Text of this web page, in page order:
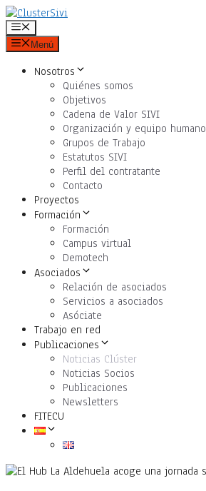
Saltar
al
contenido
Menú
Menú
Nosotros
Quiénes somos
Objetivos
Cadena de Valor SIVI
Organización y equipo humano
Grupos de Trabajo
Estatutos SIVI
Perfil del contratante
Contacto
Proyectos
Formación
Formación
Campus virtual
Demotech
Asociados
Relación de asociados
Servicios a asociados
Asóciate
Trabajo en red
Publicaciones
Noticias Clúster
Noticias Socios
Publicaciones
Newsletters
FITECU